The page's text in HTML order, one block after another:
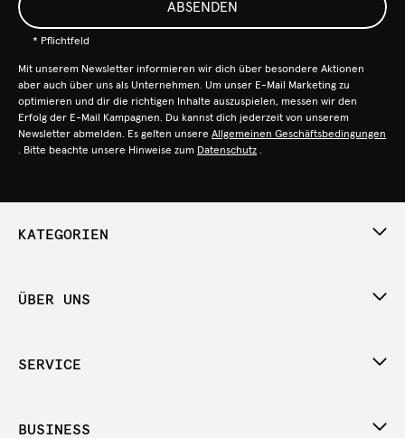
ABSENDEN
* Pflichtfeld
Mit unserem Newsletter informieren wir dich über besondere Aktionen
aber auch über uns als Unternehmen. Um unser E-Mail Marketing zu
optimieren und dir die richtigen Inhalte auszuspielen, messen wir den
Erfolg der E-Mail Kampagnen. Du kannst dich jederzeit von unserem
Newsletter abmelden. Es gelten unsere Allgemeinen Geschäftsbedingungen
. Bitte beachte unsere Hinweise zum Datenschutz .
KATEGORIEN
ÜBER UNS
SERVICE
BUSINESS